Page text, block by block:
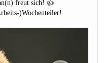
freut sich! 👍
)Wochenteiler!